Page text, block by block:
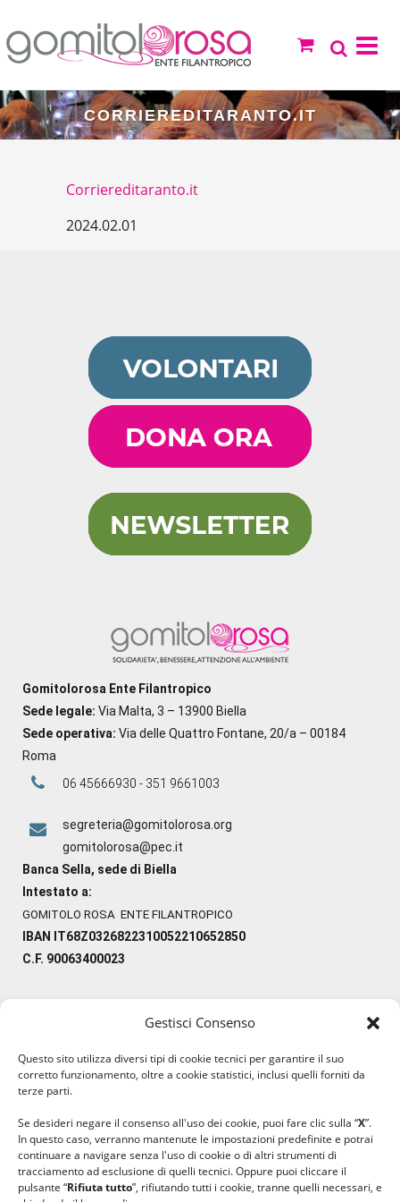
Gestisci Consenso
Questo sito utilizza diversi tipi di cookie tecnici per garantire il suo
corretto funzionamento, oltre a cookie statistici, inclusi quelli forniti da
terze parti.
Se desideri negare il consenso all'uso dei cookie, puoi fare clic sulla “X”.
In questo caso, verranno mantenute le impostazioni predefinite e potrai
continuare a navigare senza l'uso di cookie o di altri strumenti di
tracciamento ad esclusione di quelli tecnici. Oppure puoi cliccare il
pulsante “Rifiuta tutto”, rifiutando tutti i cookie, tranne quelli necessari, e
CORRIEREDITARANTO.IT
Corriereditaranto.it
2024.02.01
Gomitolorosa Ente Filantropico
Sede legale: Via Malta, 3 – 13900 Biella
Sede operativa: Via delle Quattro Fontane, 20/a – 00184
Roma
06 45666930 - 351 9661003
segreteria@gomitolorosa.org
gomitolorosa@pec.it
Banca Sella, sede di Biella
Intestato a:
GOMITOLO ROSA ENTE FILANTROPICO
IBAN IT68Z0326822310052210652850
C.F. 90063400023
#lanaterapia
#ilcaloredellempatia